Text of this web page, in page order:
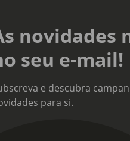
novidades
seu e-mail!
e descubra
para si.